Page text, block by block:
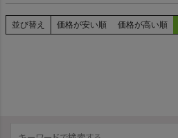
並び替え 価格が安い順 価格が高い順